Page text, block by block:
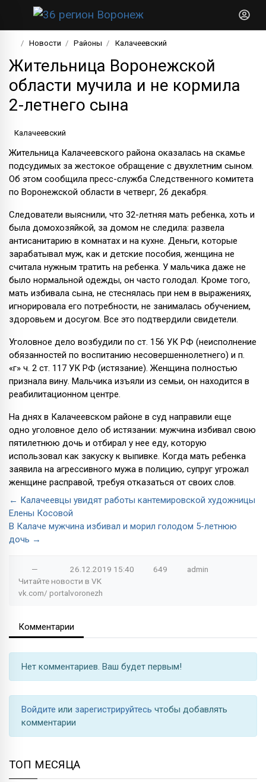
Новости Районы Калачеевский
Жительница Воронежской
области мучила и не кормила
2-летнего сына
Калачеевский
Жительница Калачеевского района оказалась на скамье
подсудимых за жестокое обращение с двухлетним сыном.
Об этом сообщила пресс-служба Следственного комитета
по Воронежской области в четверг, 26 декабря.
Следователи выяснили, что 32-летняя мать ребенка, хоть и
была домохозяйкой, за домом не следила: развела
антисанитарию в комнатах и на кухне. Деньги, которые
зарабатывал муж, как и детские пособия, женщина не
считала нужным тратить на ребенка. У мальчика даже не
было нормальной одежды, он часто голодал. Кроме того,
мать избивала сына, не стеснялась при нем в выражениях,
игнорировала его потребности, не занималась обучением,
здоровьем и досугом. Все это подтвердили свидетели.
Уголовное дело возбудили по ст. 156 УК РФ (неисполнение
обязанностей по воспитанию несовершеннолетнего) и п.
«г» ч. 2 ст. 117 УК РФ (истязание). Женщина полностью
признала вину. Мальчика изъяли из семьи, он находится в
реабилитационном центре.
На днях в Калачеевском районе в суд направили еще
одно уголовное дело об истязании: мужчина избивал свою
пятилетнюю дочь и отбирал у нее еду, которую
использовал как закуску к выпивке. Когда мать ребенка
заявила на агрессивного мужа в полицию, супруг угрожал
женщине расправой, требуя отказаться от своих слов.
← Калачеевцы увидят работы кантемировской художницы
Елены Косовой
В Калаче мужчина избивал и морил голодом 5-летнюю
дочь →
— 26.12.2019 15:40 649
admin
Читайте новости в VK
vk.com/ portalvoronezh
Комментарии
Нет комментариев. Ваш будет первым!
Войдите или зарегистрируйтесь чтобы добавлять
комментарии
ТОП МЕСЯЦА